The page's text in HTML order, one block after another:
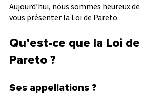
Aujourd’hui, nous sommes heureux de
vous présenter la Loi de Pareto.
Qu’est-ce que la Loi de
Pareto ?
Ses appellations ?